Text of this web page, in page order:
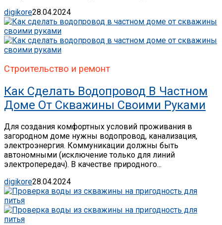
digikore28.04.2024
Строительство и ремонт
Как Сделать Водопровод В Частном
Доме От Скважины Своими Руками
Для создания комфортных условий проживания в
загородном доме нужны водопровод, канализация,
электроэнергия. Коммуникации должны быть
автономными (исключение только для линий
электропередач). В качестве природного...
digikore28.04.2024